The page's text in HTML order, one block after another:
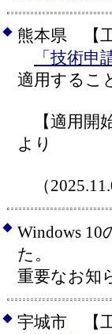
◆ 熊本県 【工
「技術
適用するこ
【適用開
より
（
◆ Windows
た。
重要なお知
◆ 宇城市 【工